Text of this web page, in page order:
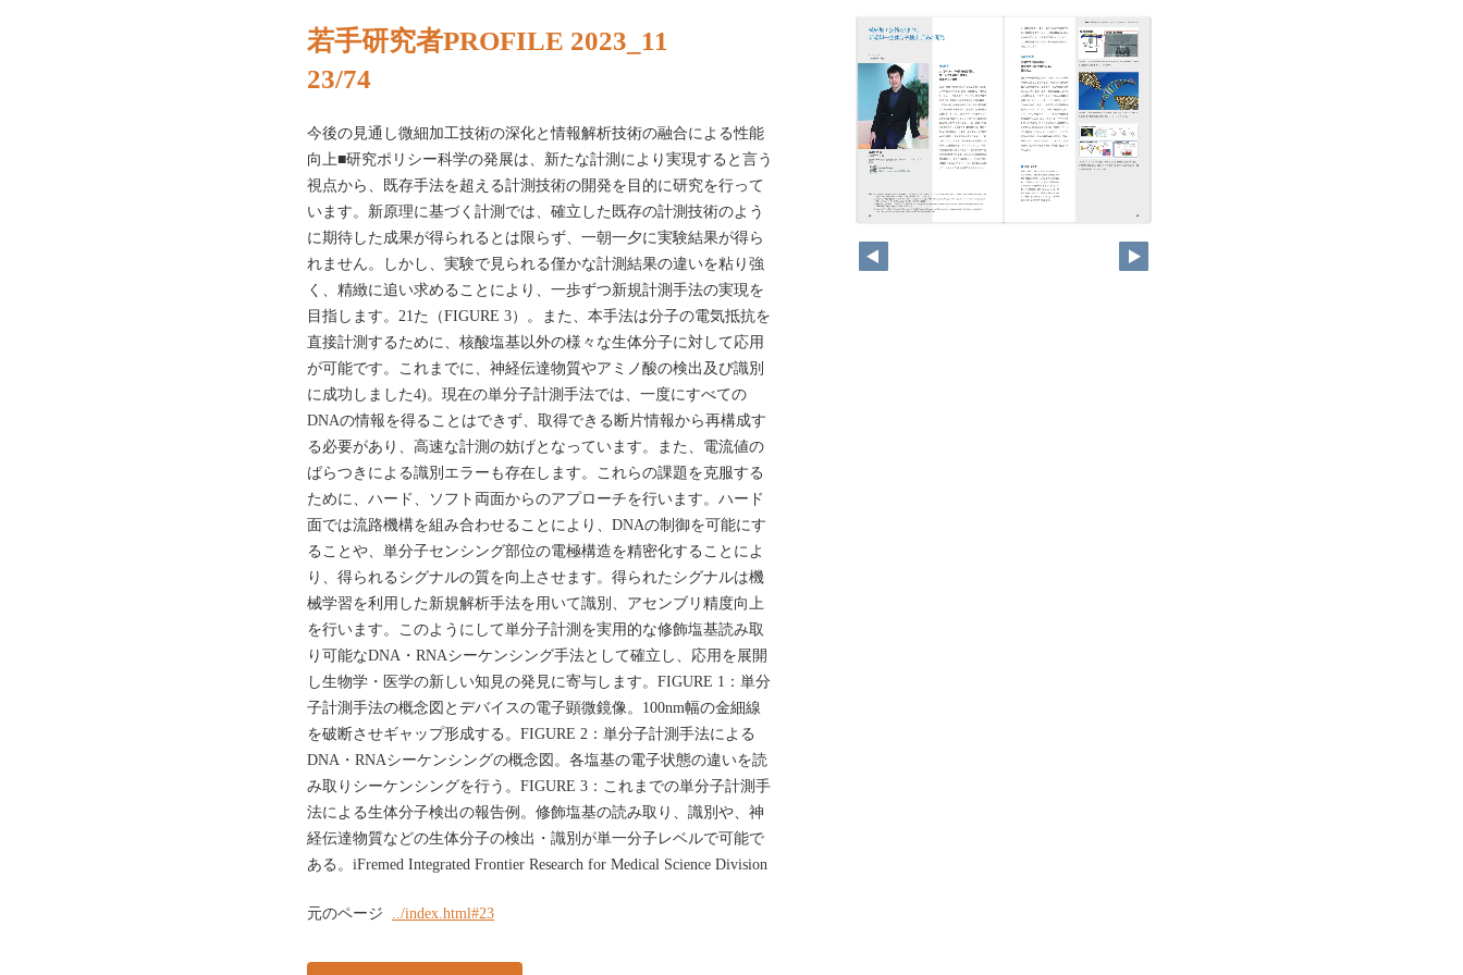
若手研究者PROFILE 2023_11
23/74
今後の見通し微細加工技術の深化と情報解析技術の融合による性能
向上■研究ポリシー科学の発展は、新たな計測により実現すると言う
視点から、既存手法を超える計測技術の開発を目的に研究を行って
います。新原理に基づく計測では、確立した既存の計測技術のよう
に期待した成果が得られるとは限らず、一朝一夕に実験結果が得ら
れません。しかし、実験で見られる僅かな計測結果の違いを粘り強
く、精緻に追い求めることにより、一歩ずつ新規計測手法の実現を
目指します。21た（FIGURE 3）。また、本手法は分子の電気抵抗を
直接計測するために、核酸塩基以外の様々な生体分子に対して応用
が可能です。これまでに、神経伝達物質やアミノ酸の検出及び識別
に成功しました4)。現在の単分子計測手法では、一度にすべての
DNAの情報を得ることはできず、取得できる断片情報から再構成す
る必要があり、高速な計測の妨げとなっています。また、電流値の
ばらつきによる識別エラーも存在します。これらの課題を克服する
ために、ハード、ソフト両面からのアプローチを行います。ハード
面では流路機構を組み合わせることにより、DNAの制御を可能にす
ることや、単分子センシング部位の電極構造を精密化することによ
り、得られるシグナルの質を向上させます。得られたシグナルは機
械学習を利用した新規解析手法を用いて識別、アセンブリ精度向上
を行います。このようにして単分子計測を実用的な修飾塩基読み取
り可能なDNA・RNAシーケンシング手法として確立し、応用を展開
し生物学・医学の新しい知見の発見に寄与します。FIGURE 1：単分
子計測手法の概念図とデバイスの電子顕微鏡像。100nm幅の金細線
を破断させギャップ形成する。FIGURE 2：単分子計測手法による
DNA・RNAシーケンシングの概念図。各塩基の電子状態の違いを読
み取りシーケンシングを行う。FIGURE 3：これまでの単分子計測手
法による生体分子検出の報告例。修飾塩基の読み取り、識別や、神
経伝達物質などの生体分子の検出・識別が単一分子レベルで可能で
ある。iFremed Integrated Frontier Research for Medical Science Division
元のページ ../index.html#23